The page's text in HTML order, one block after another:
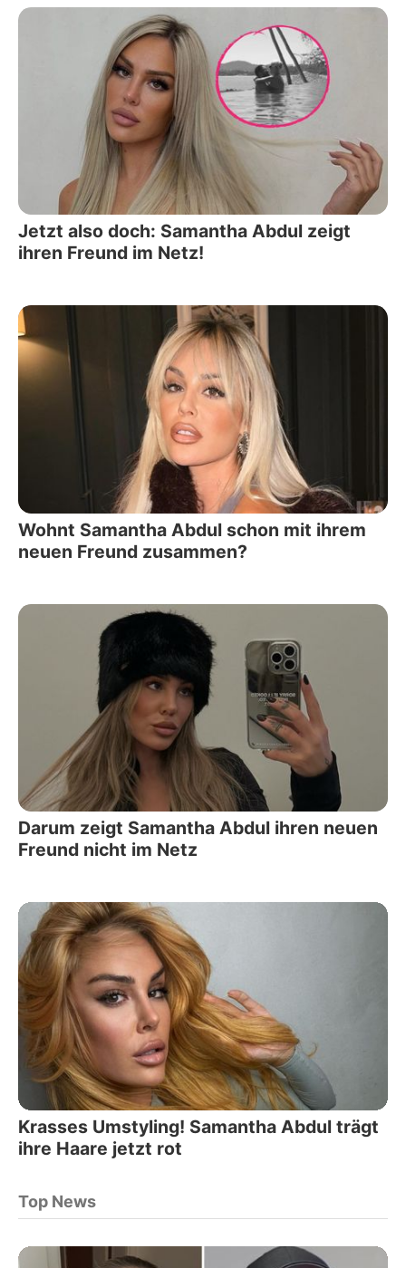
Jetzt also doch: Samantha Abdul zeigt
ihren Freund im Netz!
Wohnt Samantha Abdul schon mit ihrem
neuen Freund zusammen?
Darum zeigt Samantha Abdul ihren neuen
Freund nicht im Netz
Krasses Umstyling! Samantha Abdul trägt
ihre Haare jetzt rot
Top News